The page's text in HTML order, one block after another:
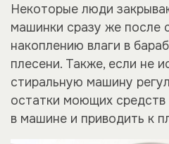
Некоторые люди
машинки сразу же после
накоплению влаги в
плесени. Также, если не
стиральную машину
остатки моющих средств
в машине и приводить к